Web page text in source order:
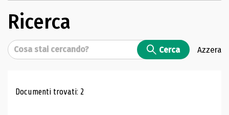
Ricerca
Cerca Cerca Azzera
Risultati di ricerca
Documenti trovati: 2